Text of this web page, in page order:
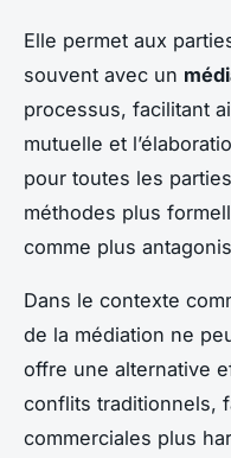
Elle permet aux
souvent avec un
processus, facilitant
mutuelle et
pour toutes les
méthodes plus
comme plus
Dans le contexte
de la médiation ne
offre une alternative
conflits traditionnels,
commerciales plus